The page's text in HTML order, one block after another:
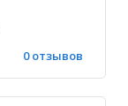
0 отзывов